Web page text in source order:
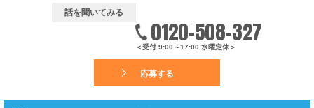
話を聞いてみる
0120-508-327
＜受付 9:00～17:00 水曜定休＞
応募する